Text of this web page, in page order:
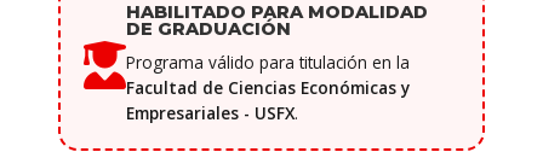
HABILITADO PARA MODALIDAD
DE GRADUACIÓN
Programa válido para titulación en la
Facultad de Ciencias Económicas y
Empresariales - USFX.